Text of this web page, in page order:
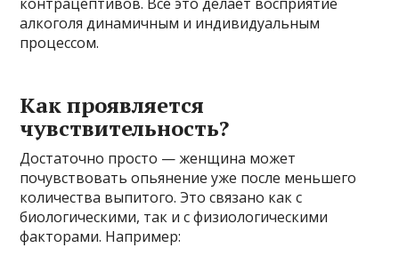
алкоголя динамичным и индивидуальным
процессом.
Как проявляется
чувствительность?
Достаточно просто — женщина может
почувствовать опьянение уже после меньшего
количества выпитого. Это связано как с
биологическими, так и с физиологическими
факторами. Например: